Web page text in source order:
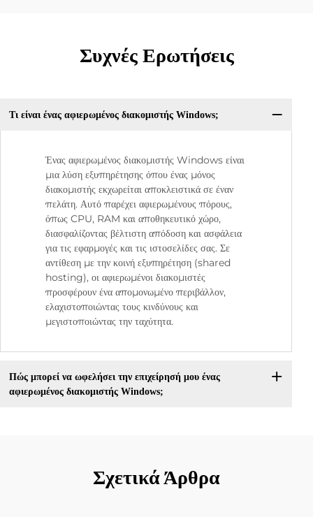
Συχνές Ερωτήσεις
Τι είναι ένας αφιερωμένος διακομιστής Windows;
Ένας αφιερωμένος διακομιστής Windows είναι
μια λύση εξυπηρέτησης όπου ένας μόνος
διακομιστής εκχωρείται αποκλειστικά σε έναν
πελάτη. Αυτό παρέχει αφιερωμένους πόρους,
όπως CPU, RAM και αποθηκευτικό χώρο,
διασφαλίζοντας βέλτιστη απόδοση και ασφάλεια
για τις εφαρμογές και τις ιστοσελίδες σας. Σε
αντίθεση με την κοινή εξυπηρέτηση (shared
hosting), οι αφιερωμένοι διακομιστές
προσφέρουν ένα απομονωμένο περιβάλλον,
ελαχιστοποιώντας τους κινδύνους και
μεγιστοποιώντας την ταχύτητα.
Πώς μπορεί να ωφελήσει την επιχείρησή μου ένας
αφιερωμένος διακομιστής Windows;
Σχετικά Άρθρα